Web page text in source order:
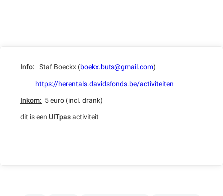
Info: Staf Boeckx (boekx.buts@gmail.com)
https://herentals.davidsfonds.be/activiteiten
Inkom: 5 euro (incl. drank)
dit is een UITpasactiviteit